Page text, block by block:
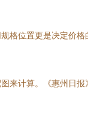
格位置更是决定价
计算。《惠州日